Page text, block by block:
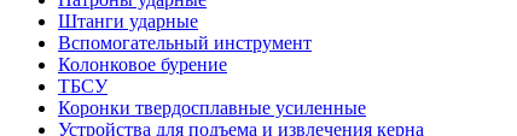
Штанги ударные
Вспомогательный инструмент
Колонковое бурение
ТБСУ
Коронки твердосплавные усиленные
Устройства для подъема и извлечения керна